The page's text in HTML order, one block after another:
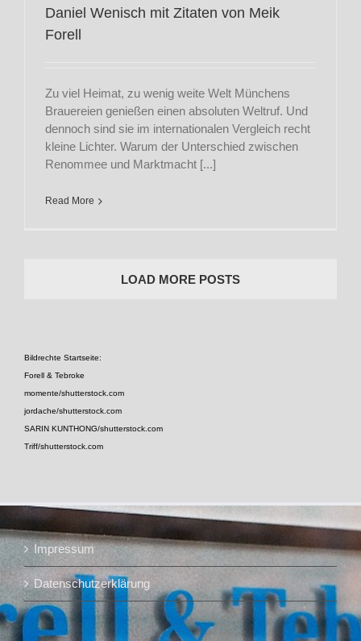
Daniel Wenisch mit Zitaten von Meik
Forell
Zu viel Heimat, zu wenig weite Welt Münchens
Brauereien genießen einen absoluten Weltruf. Und
dennoch sind sie im internationalen Vergleich recht
kleine Lichter. Warum der Unterschied zwischen
Renommee und Marktmacht [...]
Read More
LOAD MORE POSTS
Bildrechte Startseite:
Forell & Tebroke
momente/shutterstock.com
jordache/shutterstock.com
SARIN KUNTHONG/shutterstock.com
Triff/shutterstock.com
Impressum
Datenschutzerklärung